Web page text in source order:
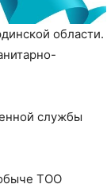
области.
службы
ТОО